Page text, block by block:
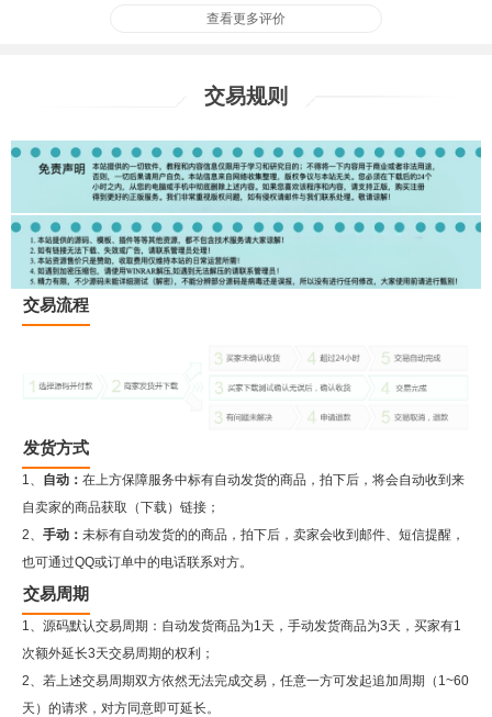
查看更多评价
交易规则
交易流程
发货方式
1、 自动： 在上方保障服务中标有自动发货的商品，拍下后，将会自动收到来
自卖家的商品获取（下载）链接；
2、 手动： 未标有自动发货的的商品，拍下后，卖家会收到邮件、短信提醒，
也可通过QQ或订单中的电话联系对方。
交易周期
1、源码默认交易周期：自动发货商品为1天，手动发货商品为3天，买家有1
次额外延长3天交易周期的权利；
2、若上述交易周期双方依然无法完成交易，任意一方可发起追加周期（1~60
天）的请求，对方同意即可延长。